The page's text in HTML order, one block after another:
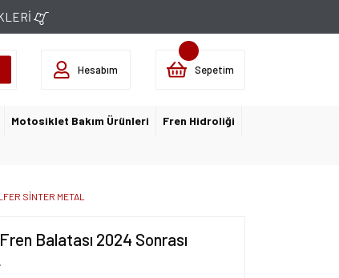
Hesabım Sepetim
Motosiklet Bakım Ürünleri Fren Hidroliği
SİNTER METAL
Balatası 2024 Sonrası